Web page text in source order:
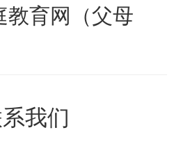
教育网（父母
我们